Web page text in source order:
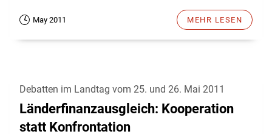
May 2011 MEHR LESEN
Debatten im Landtag vom 25. und 26. Mai 2011
Länderfinanzausgleich: Kooperation
statt Konfrontation